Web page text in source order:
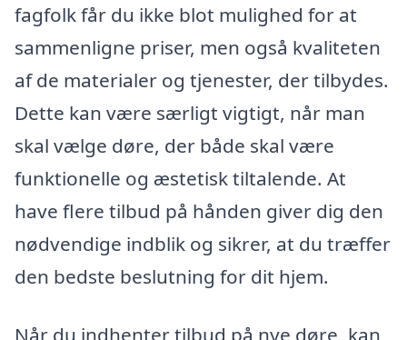
fagfolk får du ikke blot mulighed for at
sammenligne priser, men også kvaliteten
af de materialer og tjenester, der tilbydes.
Dette kan være særligt vigtigt, når man
skal vælge døre, der både skal være
funktionelle og æstetisk tiltalende. At
have flere tilbud på hånden giver dig den
nødvendige indblik og sikrer, at du træffer
den bedste beslutning for dit hjem.
Når du indhenter tilbud på nye døre, kan